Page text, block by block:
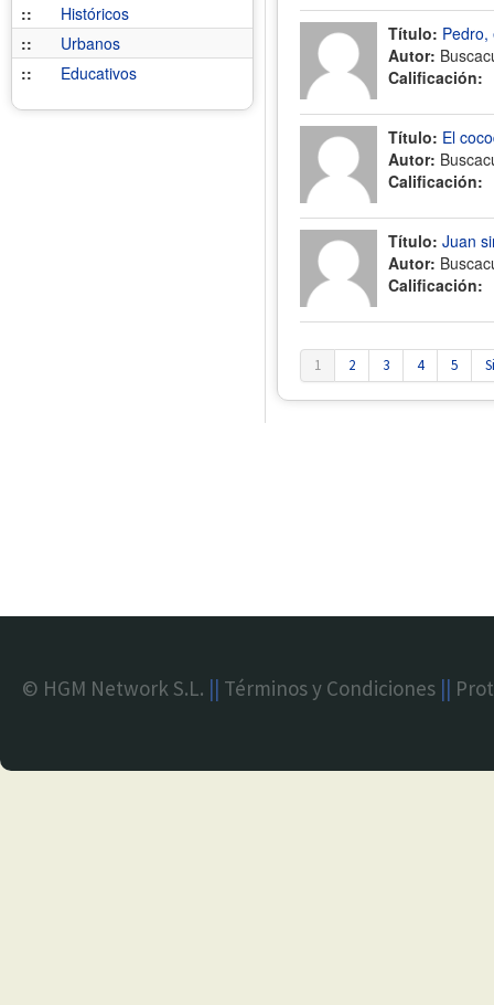
::
Históricos
::
Urbanos
::
Educativos
Título:
Autor:
Calificación:
Título: El
Autor:
Calificación:
Título: Juan
Autor:
Calificación:
1 2 3 4 5
© HGM Network S.L. || Términos y Condiciones ||